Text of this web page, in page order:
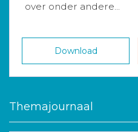
over onder andere...
Download
Themajournaal